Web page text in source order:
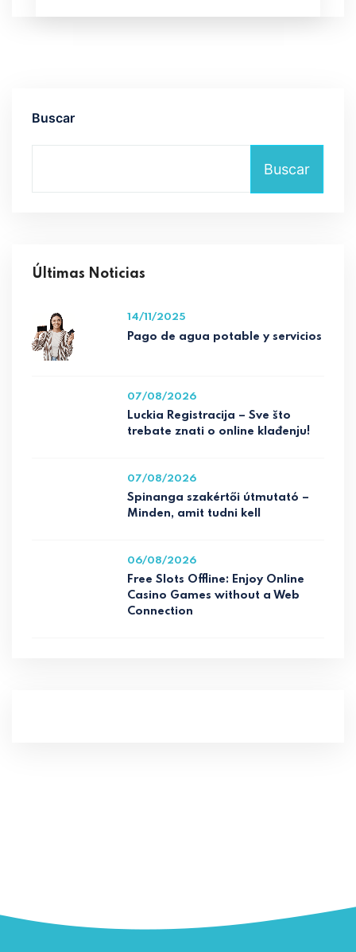
Buscar
Buscar
Últimas Noticias
14/11/2025
Pago de agua potable y servicios
07/08/2026
Luckia Registracija – Sve što
trebate znati o online klađenju!
07/08/2026
Spinanga szakértői útmutató –
Minden, amit tudni kell
06/08/2026
Free Slots Offline: Enjoy Online
Casino Games without a Web
Connection